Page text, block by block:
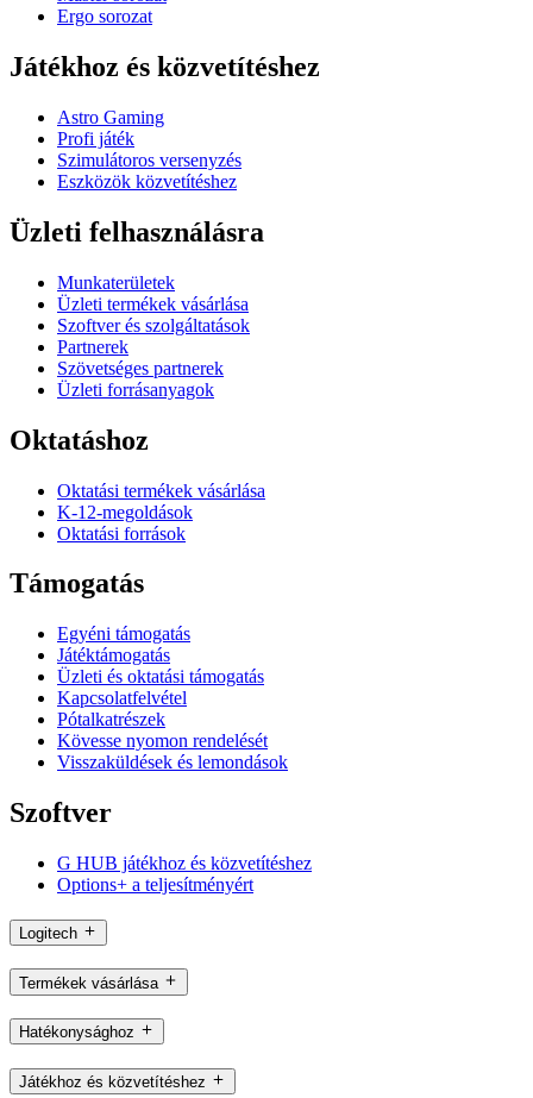
Ergo sorozat
Játékhoz és közvetítéshez
Astro Gaming
Profi játék
Szimulátoros versenyzés
Eszközök közvetítéshez
Üzleti felhasználásra
Munkaterületek
Üzleti termékek vásárlása
Szoftver és szolgáltatások
Partnerek
Szövetséges partnerek
Üzleti forrásanyagok
Oktatáshoz
Oktatási termékek vásárlása
K-12-megoldások
Oktatási források
Támogatás
Egyéni támogatás
Játéktámogatás
Üzleti és oktatási támogatás
Kapcsolatfelvétel
Pótalkatrészek
Kövesse nyomon rendelését
Visszaküldések és lemondások
Szoftver
G HUB játékhoz és közvetítéshez
Options+ a teljesítményért
Logitech
Termékek vásárlása
Hatékonysághoz
Játékhoz és közvetítéshez